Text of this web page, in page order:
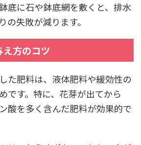
底に石や鉢底網を敷くと、排水
の失敗が減ります。
え方のコツ
た肥料は、液体肥料や緩効性の
です。特に、花芽が出てから
酸を多く含んだ肥料が効果的で